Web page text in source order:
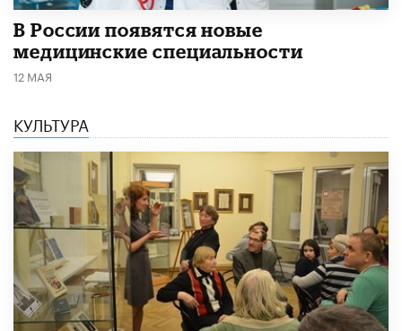
В России появятся новые
медицинские специальности
12 МАЯ
КУЛЬТУРА